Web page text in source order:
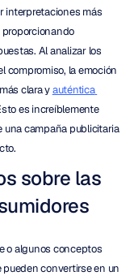
interpretaciones más
Al analizar los
compromiso, la emoción
clara y auténtica
es increíblemente
una campaña publicitaria
sobre las
o algunos conceptos
convertirse en un